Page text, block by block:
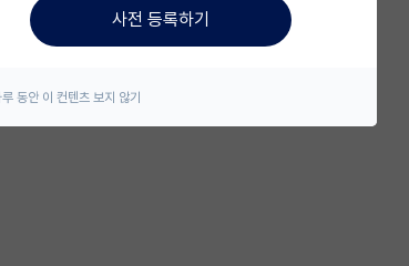
사전 등록하기
동안 이 컨텐츠 보지 않기